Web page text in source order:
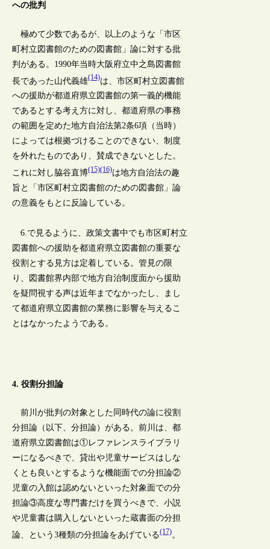
への批判
極めて少数であるが、以上のような「市区
町村立図書館のための図書館」論に対する批
判がある。1990年当時大阪府立中之島図書館
長であった山代義雄(14)は、市区町村立図書館
への援助が都道府県立図書館の第一義的機能
であるとする考え方に対し、都道府県の事務
の範囲を定めた地方自治法第2条6項（当時）
によっては根拠づけることのできない、制度
を外れたものであり、賛成できないとした。
これに対し脇谷直博(15)(16)は地方自治法の趣
旨と「市区町村立図書館のための図書館」論
の意義をもとに反論している。
6.で見るように、政策文書中でも市区町村立
図書館への援助を都道府県立図書館の重要な
役割とする見方は定着している。管見の限
り、図書館界内部で地方自治制度面から援助
を疑問視する声は近年までなかったし、まし
て都道府県立図書館の業務に影響を与えるこ
とはなかったようである。
4. 役割分担論
前川が批判の対象とした同時代の論に役割
分担論（以下、分担論）がある。前川は、都
道府県立図書館は①レファレンスライブラリ
ーになるべきで、貸出や児童サービスはしな
くとも良いとするような機能面での分担論②
児童の入館は認めないといった対象面での分
担論③高度な専門書だけを買うべきで、小説
や児童書は購入しないといった蔵書面の分担
論、という3種類の分担論をあげている(17)。